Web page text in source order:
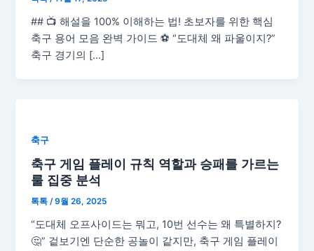
## 📺 해설을 100% 이해하는 법! 초보자를 위한 핵심
축구 용어 모음 완벽 가이드 ⚽ “도대체 왜 파울이지?”
축구 경기의 […]
축구
축구 게임 플레이 규칙 역할과 승패를 가르는
룰 집중 분석
톡톡/9월 26, 2025
“도대체 오프사이드는 뭐고, 10번 선수는 왜 특별하지?
🤔” 겉보기엔 단순한 공놀이 같지만, 축구 게임 플레이